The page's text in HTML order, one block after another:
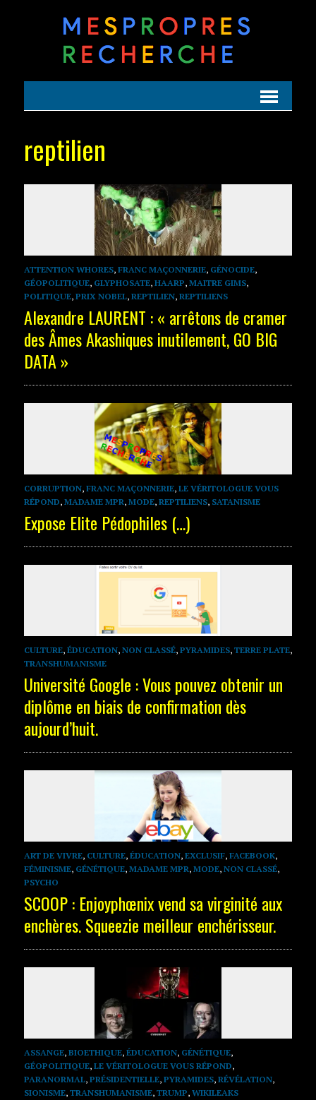
reptilien
ATTENTION WHORES, FRANC MAÇONNERIE, GÉNOCIDE,
GÉOPOLITIQUE, GLYPHOSATE, HAARP, MAITRE GIMS,
POLITIQUE, PRIX NOBEL, REPTILIEN, REPTILIENS
Alexandre LAURENT : « arrêtons de cramer
des Âmes Akashiques inutilement, GO BIG
DATA »
CORRUPTION, FRANC MAÇONNERIE, LE VÉRITOLOGUE VOUS
RÉPOND, MADAME MPR, MODE, REPTILIENS, SATANISME
Expose Elite Pédophiles (…)
CULTURE, ÉDUCATION, NON CLASSÉ, PYRAMIDES, TERRE PLATE,
TRANSHUMANISME
Université Google : Vous pouvez obtenir un
diplôme en biais de confirmation dès
aujourd’huit.
ART DE VIVRE, CULTURE, ÉDUCATION, EXCLUSIF, FACEBOOK,
FÉMINISME, GÉNÉTIQUE, MADAME MPR, MODE, NON CLASSÉ,
PSYCHO
SCOOP : Enjoyphœnix vend sa virginité aux
enchères. Squeezie meilleur enchérisseur.
ASSANGE, BIOETHIQUE, ÉDUCATION, GÉNÉTIQUE,
GÉOPOLITIQUE, LE VÉRITOLOGUE VOUS RÉPOND,
PARANORMAL, PRÉSIDENTIELLE, PYRAMIDES, RÉVÉLATION,
SIONISME, TRANSHUMANISME, TRUMP, WIKILEAKS